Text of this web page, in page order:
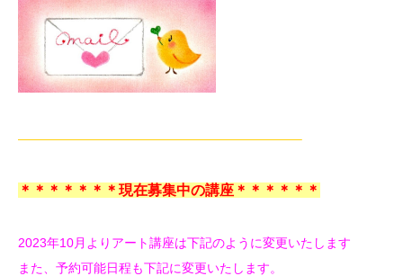
——————————————————————–
＊＊＊＊＊＊＊現在募集中の講座＊＊＊＊＊＊
2023年10月よりアート講座は下記のように変更いたします
また、予約可能日程も下記に変更いたします。